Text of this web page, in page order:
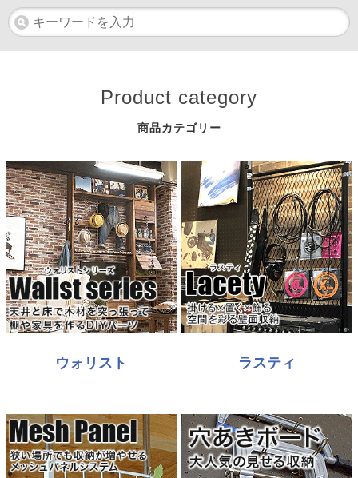
Product category
商品カテゴリー
ウォリスト ラスティ